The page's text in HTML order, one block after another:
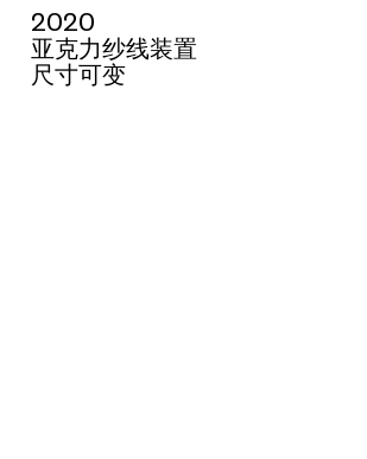
2020
亚克力纱线装置
尺寸可变